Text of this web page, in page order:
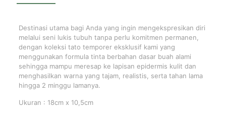
Destinasi utama bagi Anda yang ingin mengekspresikan diri
melalui seni lukis tubuh tanpa perlu komitmen permanen,
dengan koleksi tato temporer eksklusif kami yang
menggunakan formula tinta berbahan dasar buah alami
sehingga mampu meresap ke lapisan epidermis kulit dan
menghasilkan warna yang tajam, realistis, serta tahan lama
hingga 2 minggu lamanya.
Ukuran : 18cm x 10,5cm